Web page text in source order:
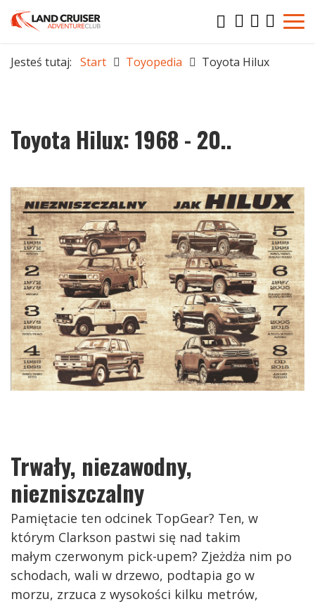
Jesteś tutaj: Start Toyopedia Toyota Hilux
Toyota Hilux: 1968 - 20..
Trwały, niezawodny,
niezniszczalny
Pamiętacie ten odcinek TopGear? Ten, w
którym Clarkson pastwi się nad takim
małym czerwonym pick-upem? Zjeżdża nim po
schodach, wali w drzewo, podtapia go w
morzu, zrzuca z wysokości kilku metrów,